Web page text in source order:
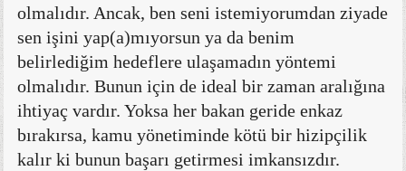
olmalıdır. Ancak, ben seni istemiyorumdan ziyade
sen işini yap(a)mıyorsun ya da benim
belirlediğim hedeflere ulaşamadın yöntemi
olmalıdır. Bunun için de ideal bir zaman aralığına
ihtiyaç vardır. Yoksa her bakan geride enkaz
bırakırsa, kamu yönetiminde kötü bir hizipçilik
kalır ki bunun başarı getirmesi imkansızdır.